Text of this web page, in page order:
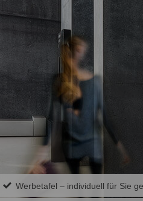
Werbetafel – individuell für Sie